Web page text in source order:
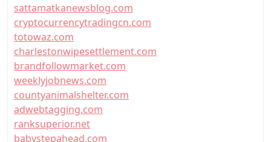
sattamatkanewsblog.com
cryptocurrencytradingcn.com
totowaz.com
charlestonwipesettlement.com
brandfollowmarket.com
weeklyjobnews.com
countyanimalshelter.com
adwebtagging.com
ranksuperior.net
babystepahead.com